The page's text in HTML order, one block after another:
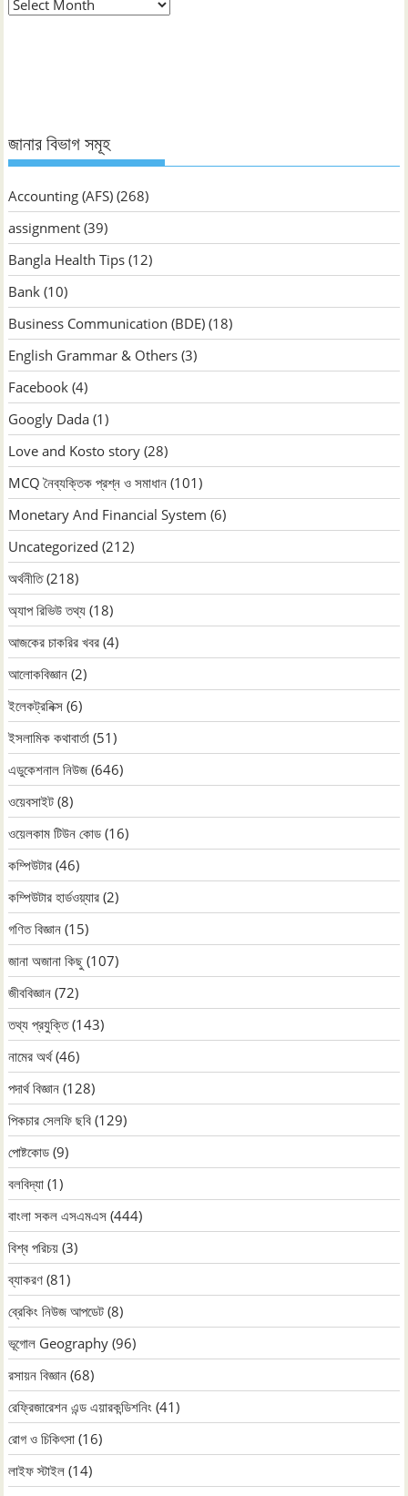
জানার বিভাগ সমূহ
Accounting (AFS) (268)
assignment (39)
Bangla Health Tips (12)
Bank (10)
Business Communication (BDE) (18)
English Grammar & Others (3)
Facebook (4)
Googly Dada (1)
Love and Kosto story (28)
MCQ নৈব্যক্তিক প্রশ্ন ও সমাধান (101)
Monetary And Financial System (6)
Uncategorized (212)
অর্থনীতি(218)
অ্যাপ রিভিউ তথ্য (18)
আজকের চাকরির খবর (4)
আলোকবিজ্ঞান (2)
ইলেকট্রনিক্স (6)
ইসলামিক কথাবার্তা (51)
এডুকেশনাল নিউজ (646)
ওয়েবসাইট (8)
ওয়েলকাম টিউন কোড (16)
কম্পিউটার (46)
কম্পিউটার হার্ডওয়্যার (2)
গণিত বিজ্ঞান (15)
জানা অজানা কিছু (107)
জীববিজ্ঞান (72)
তথ্য প্রযুক্তি(143)
নামের অর্থ(46)
পদার্থ বিজ্ঞান (128)
পিকচার সেলফি ছবি (129)
পোষ্টকোড (9)
বলবিদ্যা (1)
বাংলা সকল এসএমএস (444)
বিশ্ব পরিচয় (3)
ব্যাকরণ (81)
ব্রেকিং নিউজ আপডেট (8)
ভূগোল Geography (96)
রসায়ন বিজ্ঞান (68)
রেফ্রিজারেশন এন্ড এয়ারকন্ডিশনিং (41)
রোগ ও চিকিৎসা (16)
লাইফ স্টাইল (14)